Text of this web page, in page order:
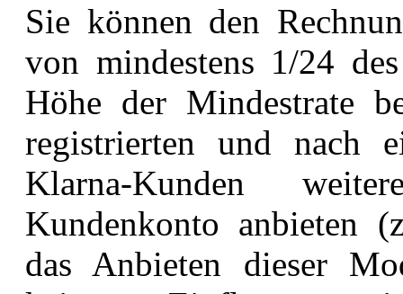
Sie können den
von mindestens 1/24
Höhe der Mindestrate
registrierten und nach
Klarna-Kunden
Kundenkonto anbieten
das Anbieten dieser